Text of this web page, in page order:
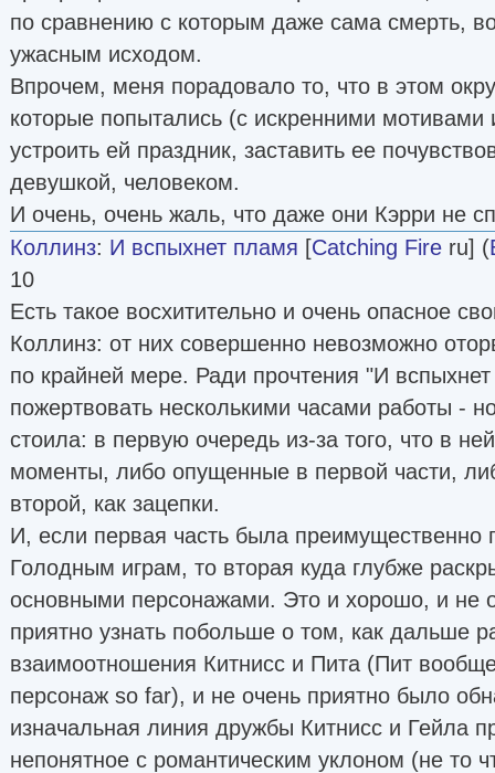
по сравнению с которым даже сама смерть,
ужасным исходом.
Впрочем, меня порадовало то, что в этом
которые попытались (с искренними мотивами
устроить ей праздник, заставить ее
девушкой, человеком.
И очень, очень жаль, что даже они Кэрри не
Коллинз: И вспыхнет пламя [Catching Fire ru] (
10
Есть такое восхитительно и очень опасное
Коллинз: от них совершенно невозможно
по крайней мере. Ради прочтения "И
пожертвовать несколькими часами работы -
стоила: в первую очередь из-за того, что в
моменты, либо опущенные в первой части,
второй, как зацепки.
И, если первая часть была
Голодным играм, то вторая куда глубже
основными персонажами. Это и хорошо, и не
приятно узнать побольше о том, как дальше
взаимоотношения Китнисс и Пита (Пит
персонаж so far), и не очень приятно было
изначальная линия дружбы Китнисс и Гейла
непонятное с романтическим уклоном (не то